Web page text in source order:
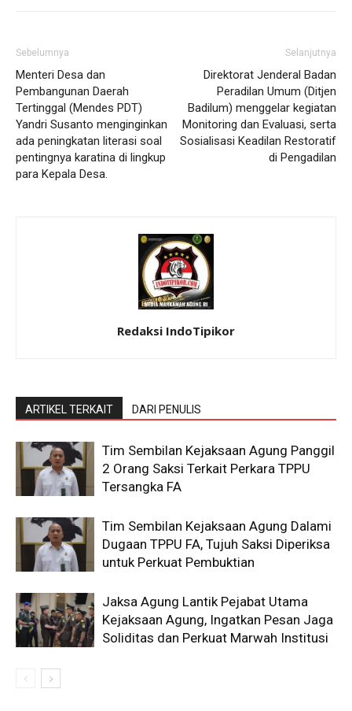
Sebelumnya
Menteri Desa dan
Pembangunan Daerah
Tertinggal (Mendes PDT)
Yandri Susanto menginginkan
ada peningkatan literasi soal
pentingnya karatina di lingkup
para Kepala Desa.
Selanjutnya
Direktorat Jenderal Badan
Peradilan Umum (Ditjen
Badilum) menggelar kegiatan
Monitoring dan Evaluasi, serta
Sosialisasi Keadilan Restoratif
di Pengadilan
Redaksi IndoTipikor
ARTIKEL TERKAIT DARI PENULIS
Tim Sembilan Kejaksaan Agung Panggil
2 Orang Saksi Terkait Perkara TPPU
Tersangka FA
Tim Sembilan Kejaksaan Agung Dalami
Dugaan TPPU FA, Tujuh Saksi Diperiksa
untuk Perkuat Pembuktian
Jaksa Agung Lantik Pejabat Utama
Kejaksaan Agung, Ingatkan Pesan Jaga
Soliditas dan Perkuat Marwah Institusi